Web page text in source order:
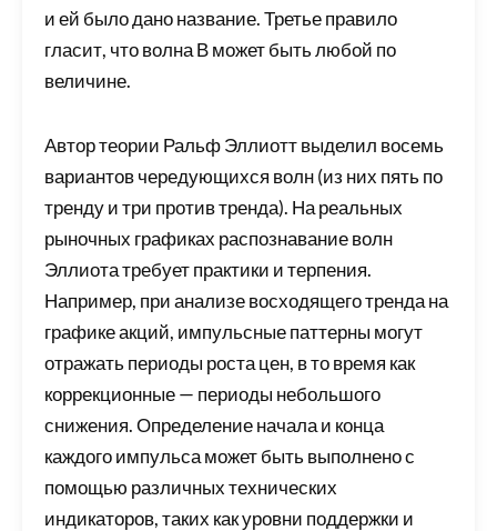
и ей было дано название. Третье правило
гласит, что волна В может быть любой по
величине.
Автор теории Ральф Эллиотт выделил восемь
вариантов чередующихся волн (из них пять по
тренду и три против тренда). На реальных
рыночных графиках распознавание волн
Эллиота требует практики и терпения.
Например, при анализе восходящего тренда на
графике акций, импульсные паттерны могут
отражать периоды роста цен, в то время как
коррекционные — периоды небольшого
снижения. Определение начала и конца
каждого импульса может быть выполнено с
помощью различных технических
индикаторов, таких как уровни поддержки и